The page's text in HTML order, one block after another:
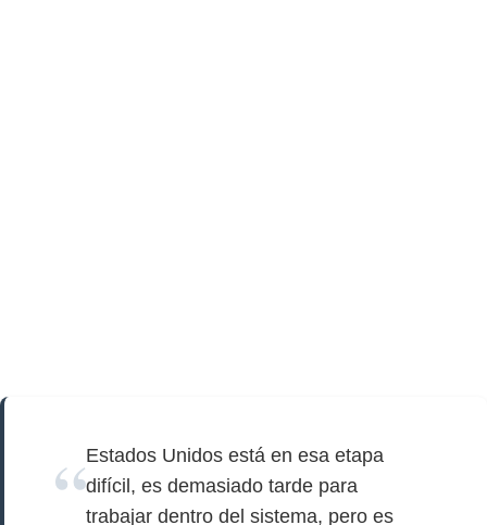
Estados Unidos está en esa etapa
difícil, es demasiado tarde para
trabajar dentro del sistema, pero es